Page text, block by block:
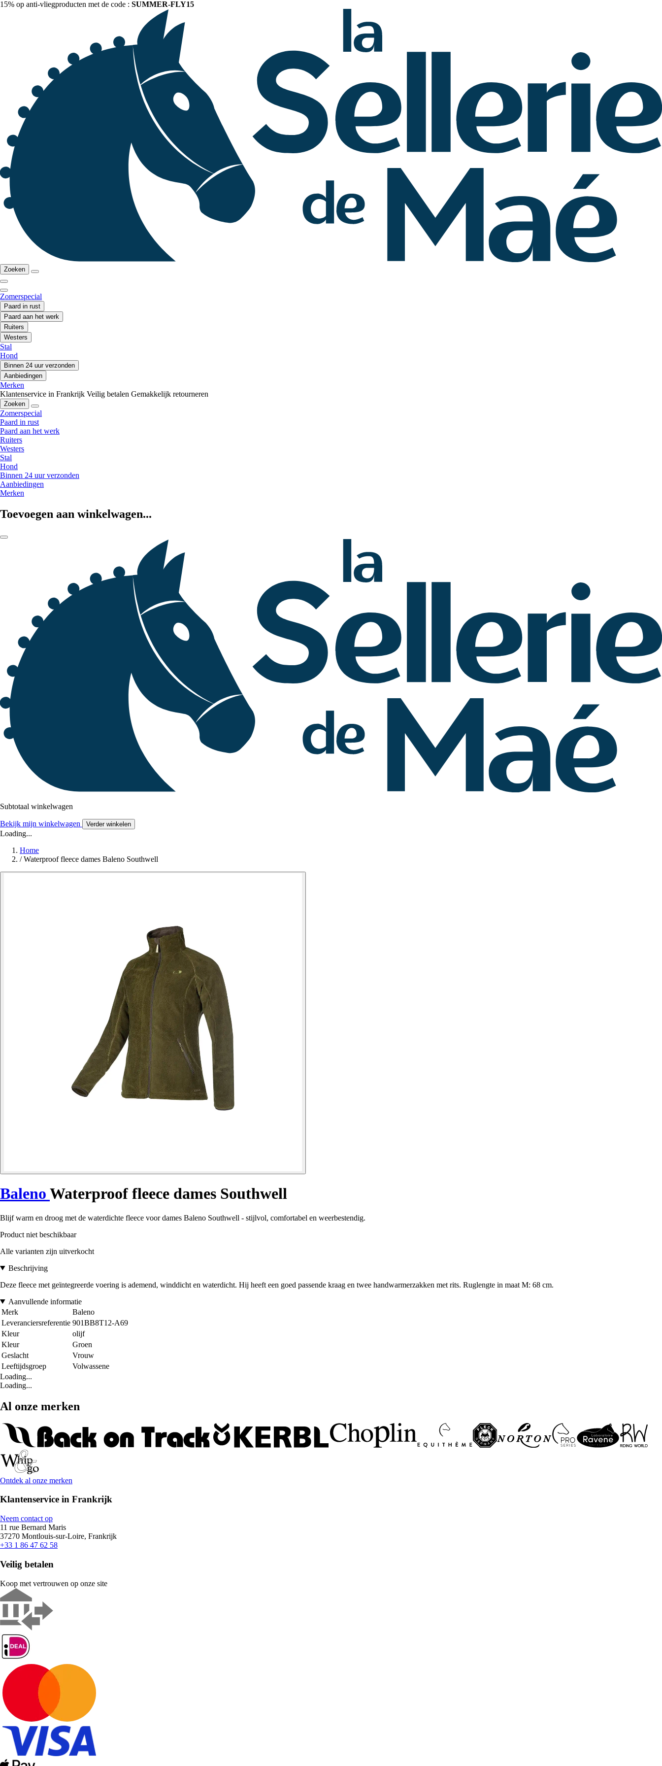
15% op anti-vliegproducten met de code : SUMMER-FLY15
Zoeken
Zomerspecial
Paard in rust
Paard aan het werk
Ruiters
Westers
Stal
Hond
Binnen 24 uur verzonden
Aanbiedingen
Merken
Klantenservice in Frankrijk Veilig betalen Gemakkelijk retourneren
Zoeken
Zomerspecial
Paard in rust
Paard aan het werk
Ruiters
Westers
Stal
Hond
Binnen 24 uur verzonden
Aanbiedingen
Merken
Toevoegen aan winkelwagen...
Subtotaal winkelwagen
Bekijk mijn winkelwagen Verder winkelen
Loading...
Home
/ Waterproof fleece dames Baleno Southwell
Baleno Waterproof fleece dames Southwell
Blijf warm en droog met de waterdichte fleece voor dames Baleno Southwell - stijlvol, comfortabel en weerbestendig.
Product niet beschikbaar
Alle varianten zijn uitverkocht
Beschrijving
Deze fleece met geïntegreerde voering is ademend, winddicht en waterdicht. Hij heeft een goed passende kraag en twee handwarmerzakken met rits. Ruglengte in maat M: 68 cm.
Aanvullende informatie
Merk
Baleno
Leveranciersreferentie 901BB8T12-A69
Kleur
olijf
Kleur
Groen
Geslacht
Vrouw
Leeftijdsgroep
Volwassene
Loading...
Loading...
Al onze merken
Ontdek al onze merken
Klantenservice in Frankrijk
Neem contact op
11 rue Bernard Maris
37270 Montlouis-sur-Loire, Frankrijk
+33 1 86 47 62 58
Veilig betalen
Koop met vertrouwen op onze site